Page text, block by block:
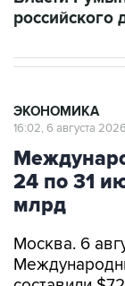
российского
ЭКОНОМИКА
16:02, 6 августа 2026
24 по 31
млрд
Москва. 6